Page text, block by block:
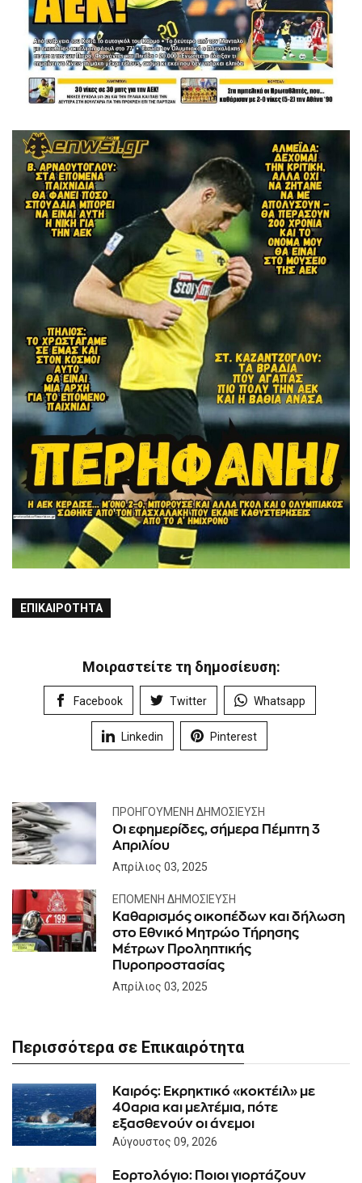
ΕΠΙΚΑΙΡΌΤΗΤΑ
Μοιραστείτε τη δημοσίευση:
Facebook Twitter Whatsapp
Linkedin Pinterest
ΠΡΟΗΓΟΎΜΕΝΗ ΔΗΜΟΣΊΕΥΣΗ
Οι εφημερίδες, σήμερα Πέμπτη 3
Απριλίου
Απρίλιος 03, 2025
ΕΠΌΜΕΝΗ ΔΗΜΟΣΊΕΥΣΗ
Καθαρισμός οικοπέδων και δήλωση
στο Εθνικό Μητρώο Τήρησης
Μέτρων Προληπτικής
Πυροπροστασίας
Απρίλιος 03, 2025
Περισσότερα σε Επικαιρότητα
Καιρός: Eκρηκτικό «κοκτέιλ» με
40αρια και μελτέμια, πότε
εξασθενούν οι άνεμοι
Αύγουστος 09, 2026
Εορτολόγιο: Ποιοι γιορτάζουν